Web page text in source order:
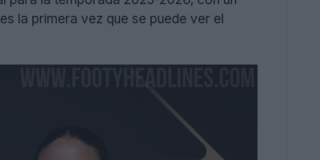
la primera vez que se puede ver el